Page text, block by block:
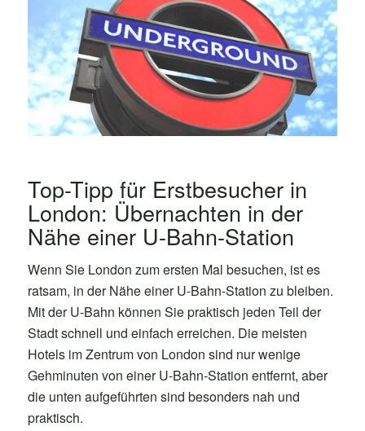
Top-Tipp für Erstbesucher in
London: Übernachten in der
Nähe einer U-Bahn-Station
Wenn Sie London zum ersten Mal besuchen, ist es
ratsam, in der Nähe einer U-Bahn-Station zu bleiben.
Mit der U-Bahn können Sie praktisch jeden Teil der
Stadt schnell und einfach erreichen. Die meisten
Hotels im Zentrum von London sind nur wenige
Gehminuten von einer U-Bahn-Station entfernt, aber
die unten aufgeführten sind besonders nah und
praktisch.